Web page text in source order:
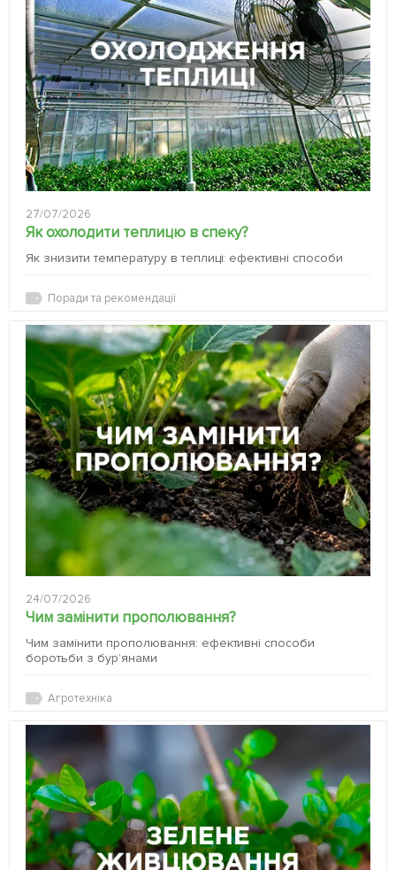
27/07/2026
Як охолодити теплицю в спеку?
Як знизити температуру в теплиці: ефективні способи
Поради та рекомендації
24/07/2026
Чим замінити прополювання?
Чим замінити прополювання: ефективні способи
боротьби з бур’янами
Агротехніка